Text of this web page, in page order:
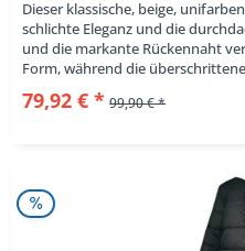
Dieser klassische, beige,
schlichte Eleganz und die
und die markante Rückennaht
Form, während die
79,92 € * 99,90 € *